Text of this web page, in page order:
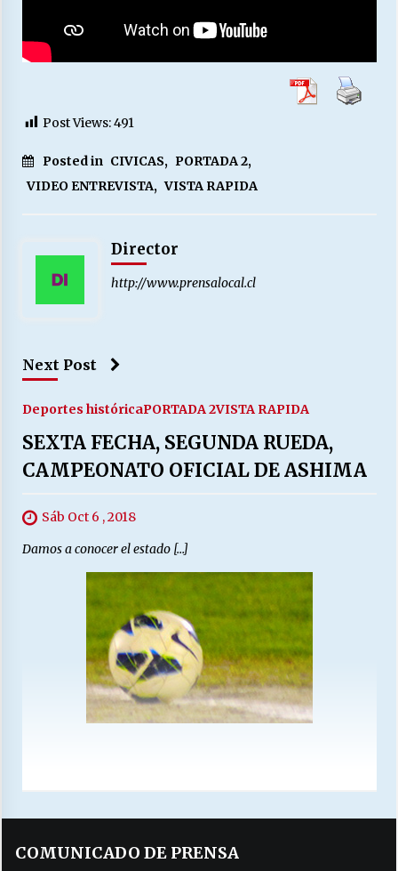
Post Views:491
Posted in CIVICAS, PORTADA 2,
VIDEO ENTREVISTA, VISTA RAPIDA
Director
http://www.prensalocal.cl
Next Post
Deportes históricaPORTADA 2VISTA RAPIDA
SEXTA FECHA, SEGUNDA RUEDA,
CAMPEONATO OFICIAL DE ASHIMA
Sáb Oct 6 , 2018
Damos a conocer el estado […]
COMUNICADO DE PRENSA